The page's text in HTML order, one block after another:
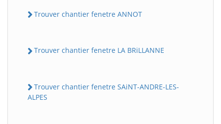
Trouver chantier fenetre ANNOT
Trouver chantier fenetre LA BRiLLANNE
Trouver chantier fenetre SAiNT-ANDRE-LES-
ALPES